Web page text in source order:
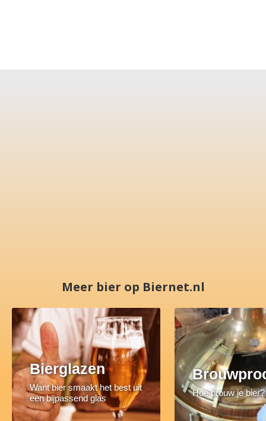
Meer bier op Biernet.nl
Bierglazen
Want bier smaakt het best uit
een bijpassend glas
Hoe brouw je bier?